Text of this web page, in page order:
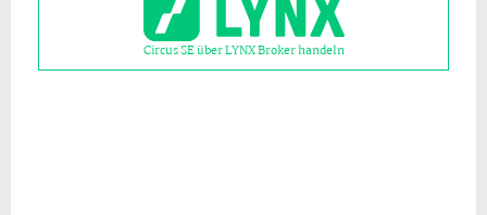
Circus SE über LYNX Broker handeln